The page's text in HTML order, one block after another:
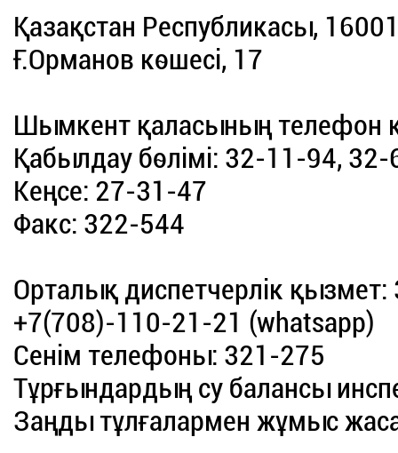
Қазақстан Республикасы,
Ғ.Орманов көшесі, 17
Шымкент қаласының телефон
Қабылдау бөлімі: 32-11-94,
Кеңсе: 27-31-47
Факс: 322-544
Орталық диспетчерлік
+7(708)-110-21-21 (whatsapp)
Сенім телефоны: 321-275
Тұрғындардың су балансы
Заңды тұлғалармен жұмыс